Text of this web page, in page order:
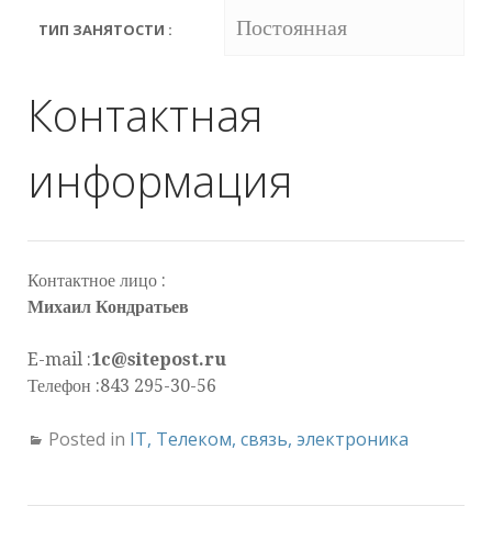
ТИП ЗАНЯТОСТИ : Постоянная
Контактная
информация
Контактное лицо :
Михаил Кондратьев
E-mail :1c@sitepost.ru
Телефон :843 295-30-56
Posted in IT, Телеком, связь, электроника